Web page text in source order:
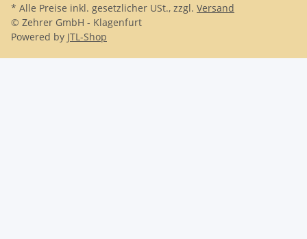
* Alle Preise inkl. gesetzlicher USt., zzgl. Versand
© Zehrer GmbH - Klagenfurt
Powered by JTL-Shop